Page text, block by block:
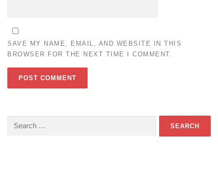
SAVE MY NAME, EMAIL, AND WEBSITE IN THIS
BROWSER FOR THE NEXT TIME I COMMENT.
Search